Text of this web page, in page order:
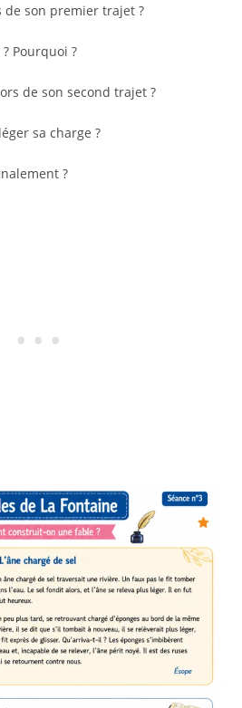
son premier trajet ?
Pourquoi ?
de son second trajet ?
sa charge ?
?